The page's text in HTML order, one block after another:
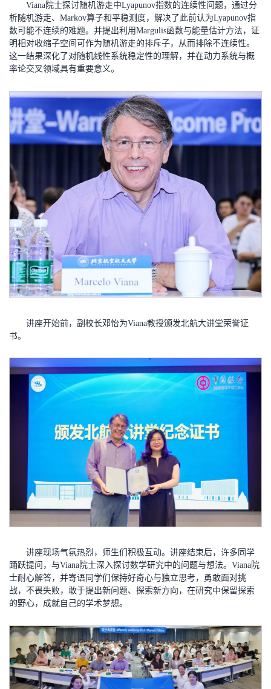
Viana院士探讨随机游走中Lyapunov指数的连续性问题，通过分
析随机游走、Markov算子和平稳测度，解决了此前认为Lyapunov指
数可能不连续的难题。并提出利用Margulis函数与能量估计方法，证
明相对收缩子空间可作为随机游走的排斥子，从而排除不连续性。
这一结果深化了对随机线性系统稳定性的理解，并在动力系统与概
率论交叉领域具有重要意义。
讲座开始前，副校长邓怡为Viana教授颁发北航大讲堂荣誉证
书。
讲座现场气氛热烈，师生们积极互动。讲座结束后，许多同学
踊跃提问，与Viana院士深入探讨数学研究中的问题与想法。Viana院
士耐心解答，并寄语同学们保持好奇心与独立思考，勇敢面对挑
战，不畏失败，敢于提出新问题、探索新方向，在研究中保留探索
的野心，成就自己的学术梦想。